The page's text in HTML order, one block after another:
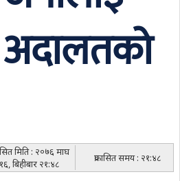
अदालतको
मिति : २०७६ माघ
१६, बिहीबार २१:४८
प्रकासित समय : २१:४८